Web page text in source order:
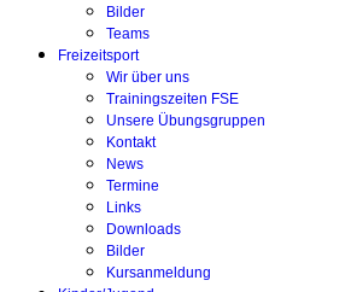
Bilder
Teams
Freizeitsport
Wir über uns
Trainingszeiten FSE
Unsere Übungsgruppen
Kontakt
News
Termine
Links
Downloads
Bilder
Kursanmeldung